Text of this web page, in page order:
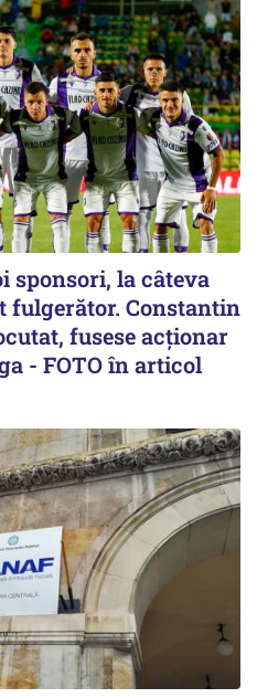
sponsori, la câteva
fulgerător. Constantin
fusese acționar
- FOTO în articol